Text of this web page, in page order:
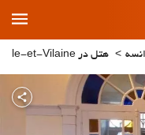
Main
Menu
هتل در Ille-et-Vilaine